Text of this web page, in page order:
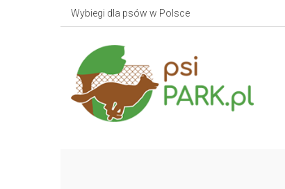
Wybiegi dla psów w Polsce